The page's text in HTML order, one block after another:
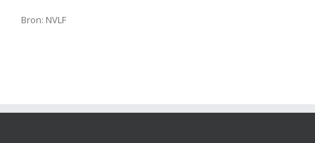
Bron: NVLF